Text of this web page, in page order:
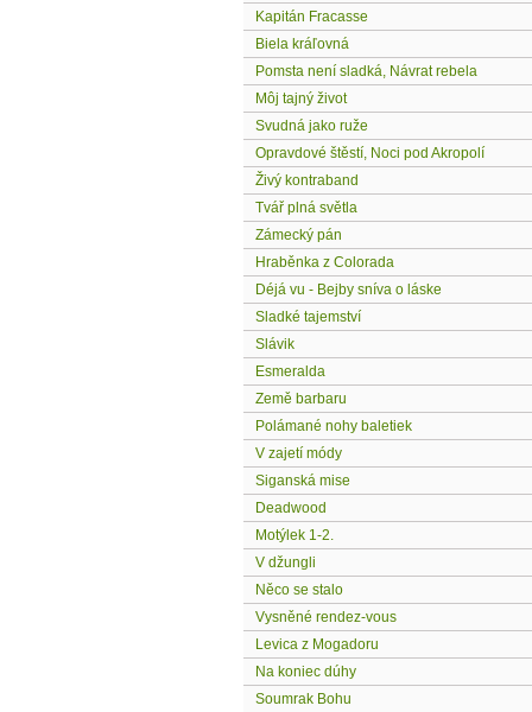
Kapitán Fracasse
Biela kráľovná
Pomsta není sladká, Návrat rebela
Môj tajný život
Svudná jako ruže
Opravdové štěstí, Noci pod Akropolí
Živý kontraband
Tvář plná světla
Zámecký pán
Hraběnka z Colorada
Déjá vu - Bejby sníva o láske
Sladké tajemství
Slávik
Esmeralda
Země barbaru
Polámané nohy baletiek
V zajetí módy
Siganská mise
Deadwood
Motýlek 1-2.
V džungli
Něco se stalo
Vysněné rendez-vous
Levica z Mogadoru
Na koniec dúhy
Soumrak Bohu